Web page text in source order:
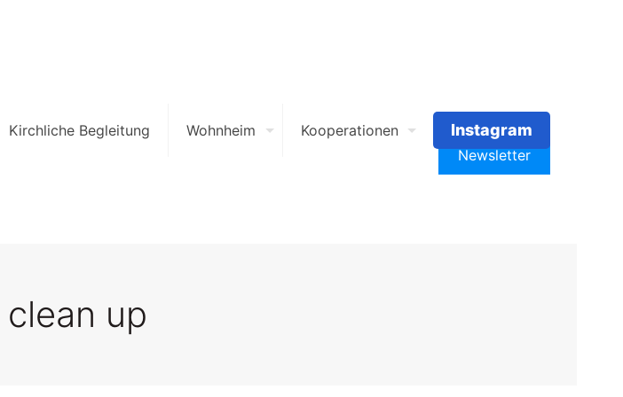
Kirchliche Begleitung Wohnheim
Kooperationen
Newsletter
Instagram
clean up